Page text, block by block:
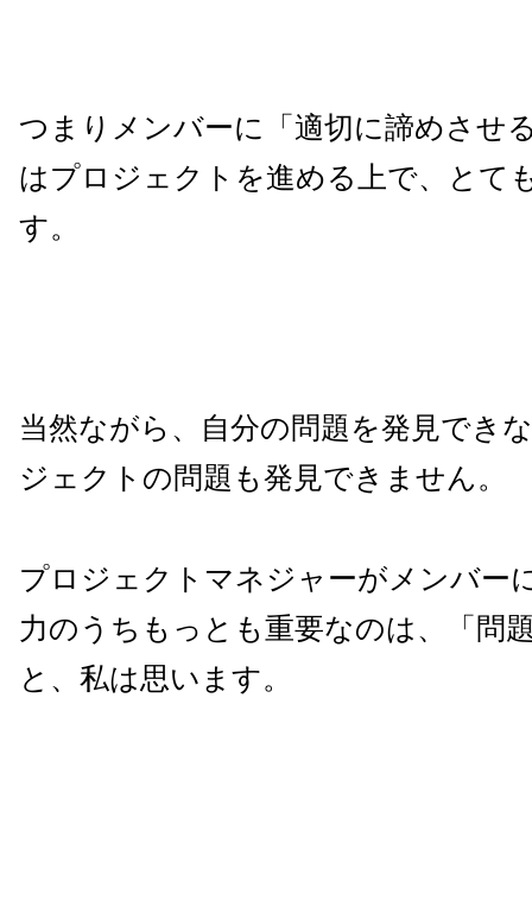
つまりメンバーに「適切に諦めさせ
はプロジェクトを進める上で、とて
す。
当然ながら、自分の問題を発見でき
ジェクトの問題も発見できません。
プロジェクトマネジャーがメンバー
力のうちもっとも重要なのは、「問
と、私は思います。